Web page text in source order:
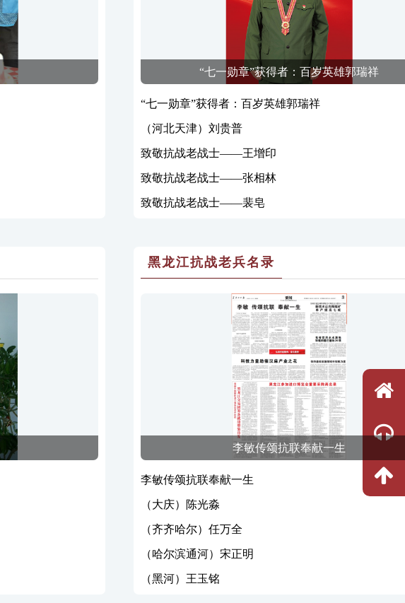
“七一勋章”获得者：百岁英雄郭瑞祥
“七一勋章”获得者：百岁英雄郭瑞祥
（河北天津）刘贵普
致敬抗战老战士——王增印
致敬抗战老战士——张相林
致敬抗战老战士——裴皂
黑龙江抗战老兵名录
李敏传颂抗联奉献一生
李敏传颂抗联奉献一生
（大庆）陈光淼
（齐齐哈尔）任万全
（哈尔滨通河）宋正明
（黑河）王玉铭